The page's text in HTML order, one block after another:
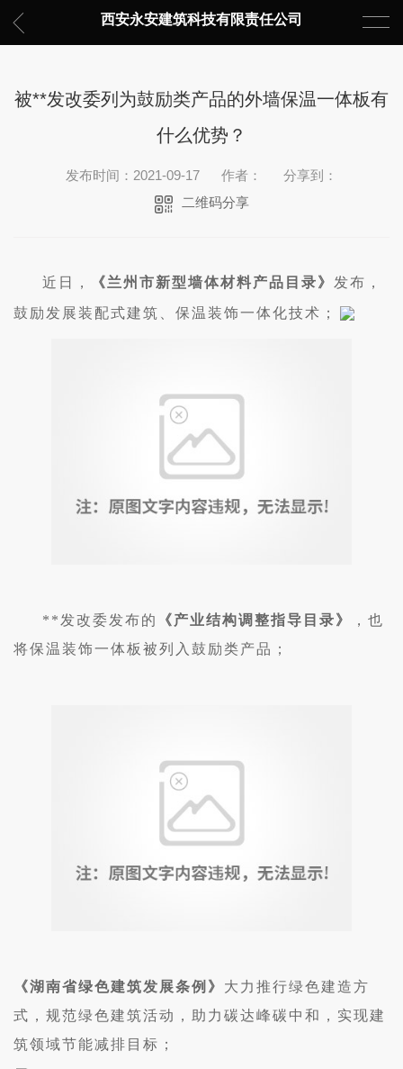
西安永安建筑科技有限责任公司
被**发改委列为鼓励类产品的外墙保温一体板有
什么优势？
发布时间：2021-09-17 作者：
分享到：
二维码分享
近日， 《兰州市新型墙体材料产品目录》 发布，
鼓励发展装配式建筑、保温装饰一体化技术；
**发改委发布的 《产业结构调整指导目录》
，也
将保温装饰一体板被列入鼓励类产品；
《湖南省绿色建筑发展条例》 大力推行绿色建造方
式，规范绿色建筑活动，助力碳达峰碳中和，实现建
筑领域节能减排目标；